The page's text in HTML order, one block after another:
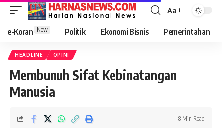
Aa
e-Koran New Politik Ekonomi Bisnis Pemerintahan
HEADLINE OPINI
Membunuh Sifat Kebinatangan
Manusia
8 Min Read